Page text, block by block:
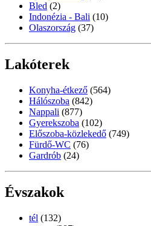
Bled (2)
Indonézia - Bali (10)
Olaszország (37)
Lakóterek
Konyha-étkező (564)
Hálószoba (842)
Nappali (877)
Gyerekszoba (102)
Előszoba-közlekedő (749)
Fürdő-WC (76)
Gardrób (24)
Évszakok
tél (132)